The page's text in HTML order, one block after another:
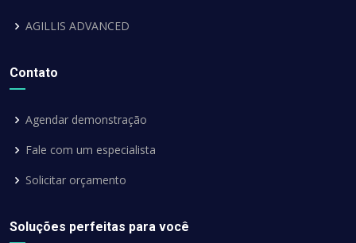
AGILLIS ADVANCED
Contato
Agendar demonstração
Fale com um especialista
Solicitar orçamento
Soluções perfeitas para você